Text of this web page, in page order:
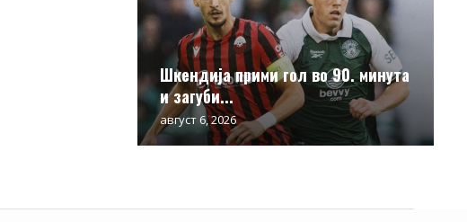
Шкендија прими гол во 90. минута
и загуби...
август 6, 2026